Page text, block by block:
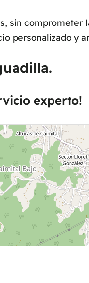
sin comprometer
personalizado y
experto!